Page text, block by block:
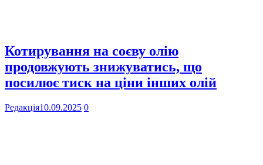
Котирування на соєву олію
продовжують знижуватись, що
посилює тиск на ціни інших олій
Редакція10.09.2025 0